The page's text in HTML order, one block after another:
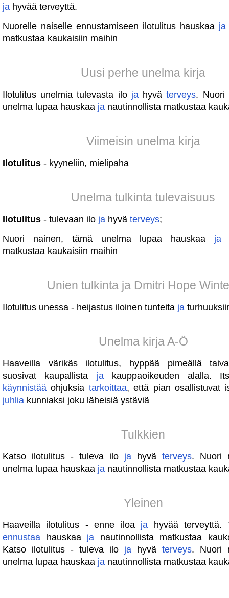
ja hyvää terveyttä.
Nuorelle naiselle ennustamiseen ilotulitus hauskaa ja
matkustaa kaukaisiin maihin
Uusi perhe unelma kirja
Ilotulitus unelmia tulevasta ilo jahyväterveys. Nuori
unelma lupaa hauskaa ja nautinnollista matkustaa
Viimeisin unelma kirja
Ilotulitus - kyyneliin, mielipaha
Unelma tulkinta tulevaisuus
Ilotulitus - tulevaan ilo ja hyvä terveys;
Nuori nainen, tämä unelma lupaa hauskaa ja
matkustaa kaukaisiin maihin
Unien tulkinta ja Dmitri Hope
Ilotulitus unessa - heijastus iloinen tunteita ja
Unelma kirja A-Ö
Haaveilla värikäs ilotulitus, hyppää pimeällä
suosivat kaupallista jakauppaoikeuden alalla.
käynnistää ohjuksia tarkoittaa, että pian osallistuvat
juhlia kunniaksi joku läheisiä ystäviä
Tulkkien
Katso ilotulitus - tuleva ilo ja hyvä terveys. Nuori
unelma lupaa hauskaa ja nautinnollista matkustaa
Yleinen
Haaveilla ilotulitus - enne iloa ja hyvää terveyttä.
ennustaa hauskaa ja nautinnollista matkustaa
Katso ilotulitus - tuleva ilo ja hyvä terveys. Nuori
unelma lupaa hauskaa ja nautinnollista matkustaa